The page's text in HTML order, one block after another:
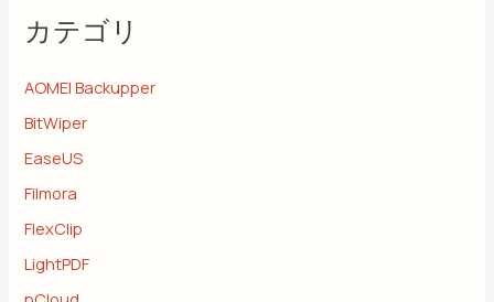
カテゴリ
AOMEI Backupper
BitWiper
EaseUS
Filmora
FlexClip
LightPDF